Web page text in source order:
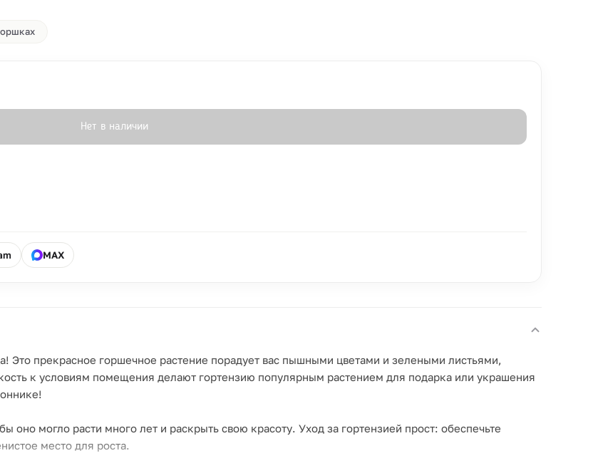
Нет в наличии
MAX
Это прекрасное горшечное растение порадует вас пышными цветами и зелеными листьями,
к условиям помещения делают гортензию популярным растением для подарка или украшения
оно могло расти много лет и раскрыть свою красоту. Уход за гортензией прост: обеспечьте
место для роста.